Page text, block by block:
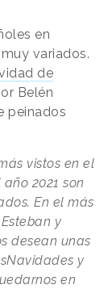
en
variados.
de
Belén
peinados
vistos en el
2021 son
En elmás
y
desean unas
y
en